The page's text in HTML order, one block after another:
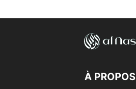
À PROPOS